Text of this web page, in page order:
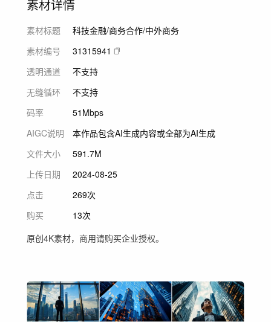
素材详情
素材标题
科技金融/商务合作/中外商务
素材编号
31315941
透明通道
不支持
无缝循环
不支持
码率
51Mbps
AIGC说明
本作品包含AI生成内容或全部为AI生成
文件大小
591.7M
上传日期
2024-08-25
点击
269次
购买
13次
原创4K素材，商用请购买企业授权。